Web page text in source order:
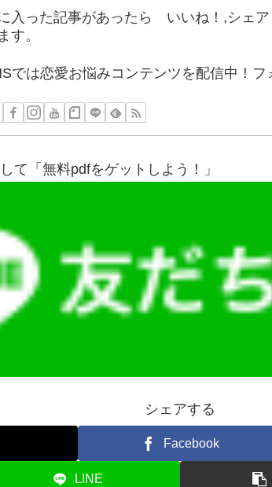
入った記事があったら いいね！,シェ
す。
では恋愛お悩みコンテンツを配信中！フ
て「無料pdfをゲットしよう！」
シェアする
Facebook
LINE